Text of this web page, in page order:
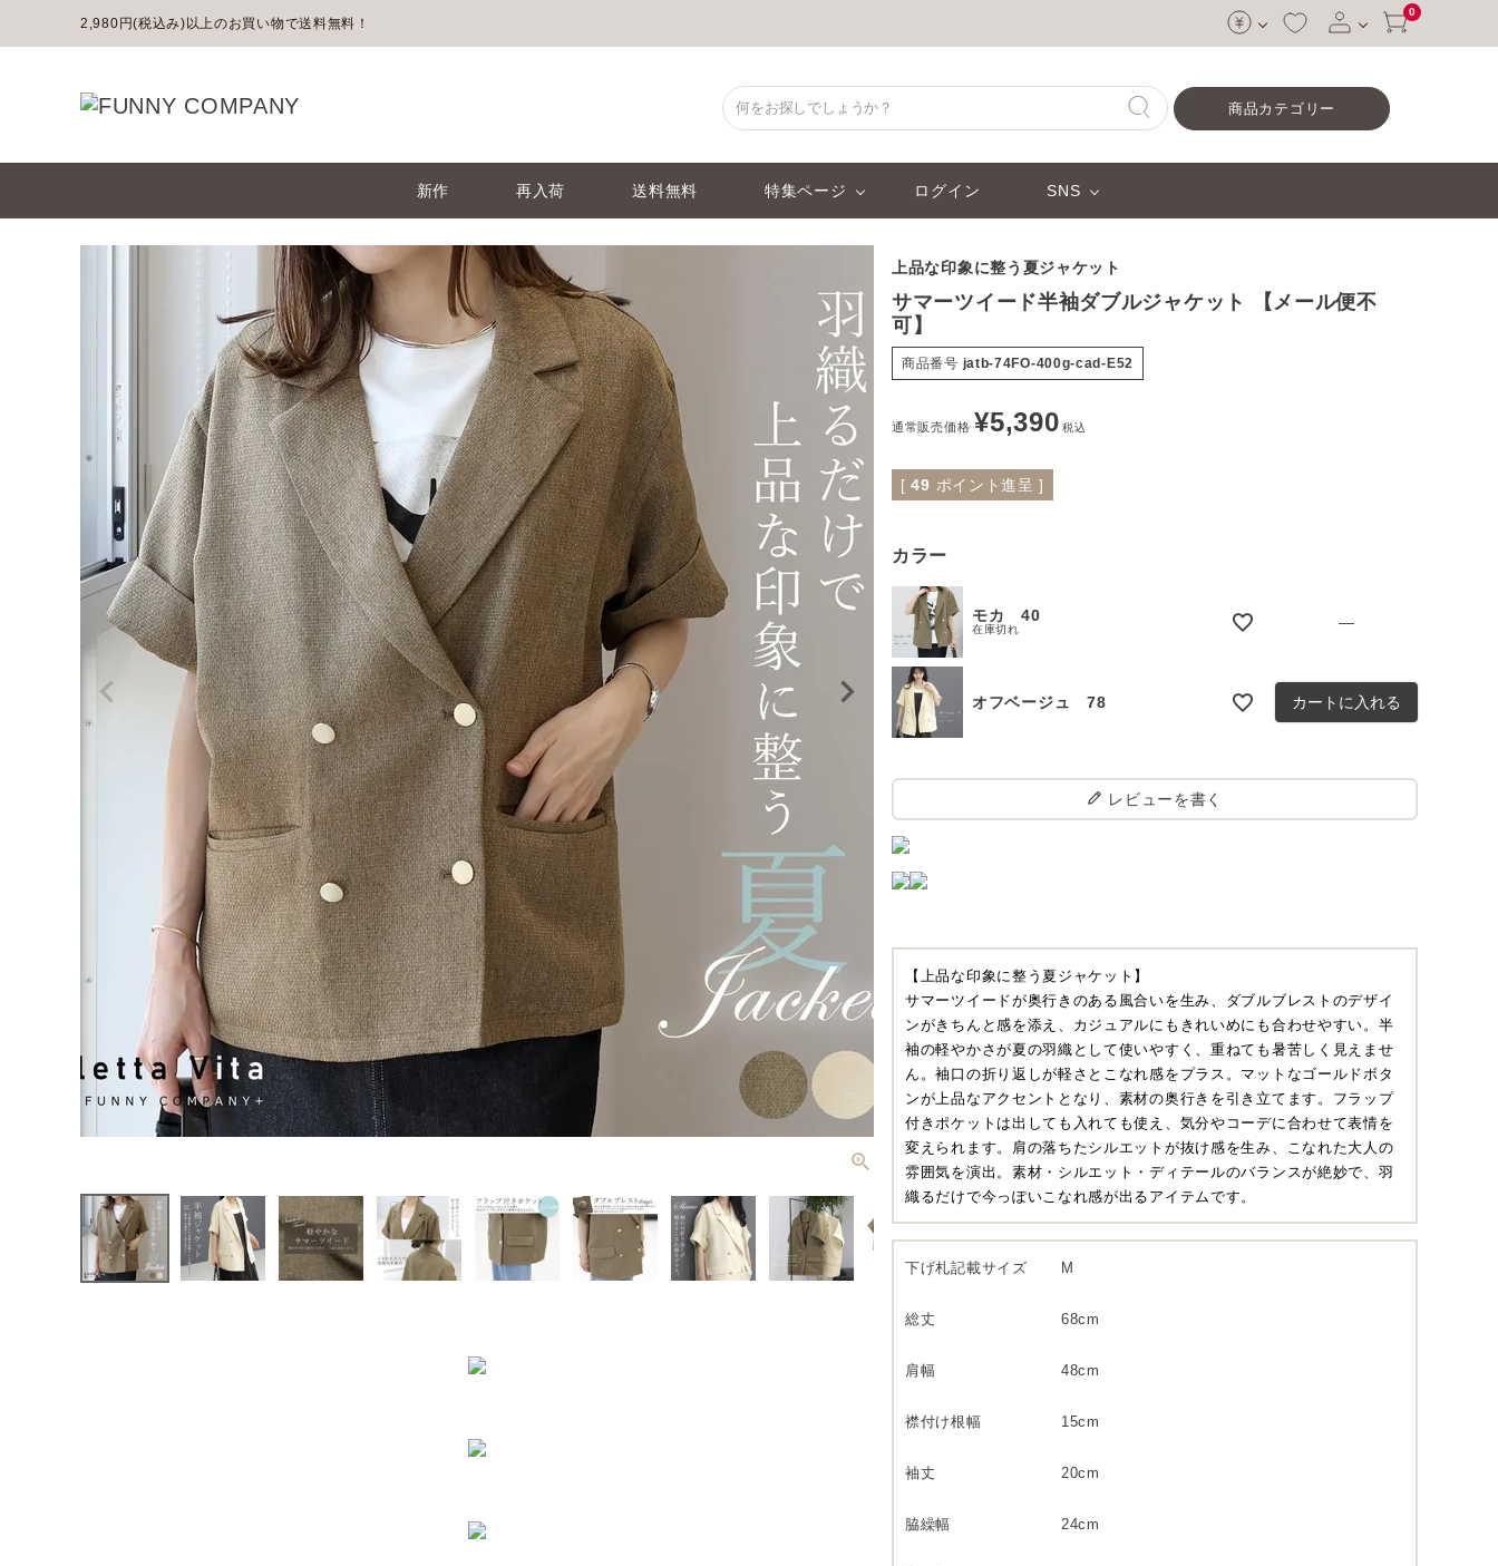
2,980円(税込み)以上のお買い物で送料無料！
会員登録
0
商品カテゴリー
新作 再入荷 送料無料 特集ページ ログイン SNS
ACCOUNT MENU
ようこそ ゲスト 様
会員登録
レディースボトムス
会員ステージ特典プログラムについて
上品な印象に整う夏ジャケット
サマーツイード半袖ダブルジャケット 【メール便不
可】
商品番号 jatb-74FO-400g-cad-E52
通常販売価格 ¥5,390 税込
[ 49 ポイント進呈 ]
カラー
モカ 40
在庫切れ —
オフベージュ 78 カートに入れる
レビューを書く
【上品な印象に整う夏ジャケット】
サマーツイードが奥行きのある風合いを生み、ダブルブレストのデザイ
ンがきちんと感を添え、カジュアルにもきれいめにも合わせやすい。半
袖の軽やかさが夏の羽織として使いやすく、重ねても暑苦しく見えませ
ん。袖口の折り返しが軽さとこなれ感をプラス。マットなゴールドボタ
ンが上品なアクセントとなり、素材の奥行きを引き立てます。フラップ
付きポケットは出しても入れても使え、気分やコーデに合わせて表情を
変えられます。肩の落ちたシルエットが抜け感を生み、こなれた大人の
雰囲気を演出。素材・シルエット・ディテールのバランスが絶妙で、羽
織るだけで今っぽいこなれ感が出るアイテムです。
下げ札記載サイズ M
総丈 68cm
肩幅 48cm
襟付け根幅 15cm
袖丈 20cm
脇繰幅 24cm